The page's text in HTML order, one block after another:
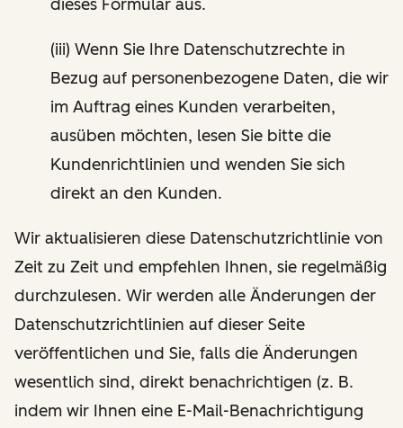
dieses Formular aus.
(iii) Wenn Sie Ihre Datenschutzrechte in
Bezug auf personenbezogene Daten, die wir
im Auftrag eines Kunden verarbeiten,
ausüben möchten, lesen Sie bitte die
Kundenrichtlinien und wenden Sie sich
direkt an den Kunden.
Wir aktualisieren diese Datenschutzrichtlinie von
Zeit zu Zeit und empfehlen Ihnen, sie regelmäßig
durchzulesen. Wir werden alle Änderungen der
Datenschutzrichtlinien auf dieser Seite
veröffentlichen und Sie, falls die Änderungen
wesentlich sind, direkt benachrichtigen (z. B.
indem wir Ihnen eine E-Mail-Benachrichtigung